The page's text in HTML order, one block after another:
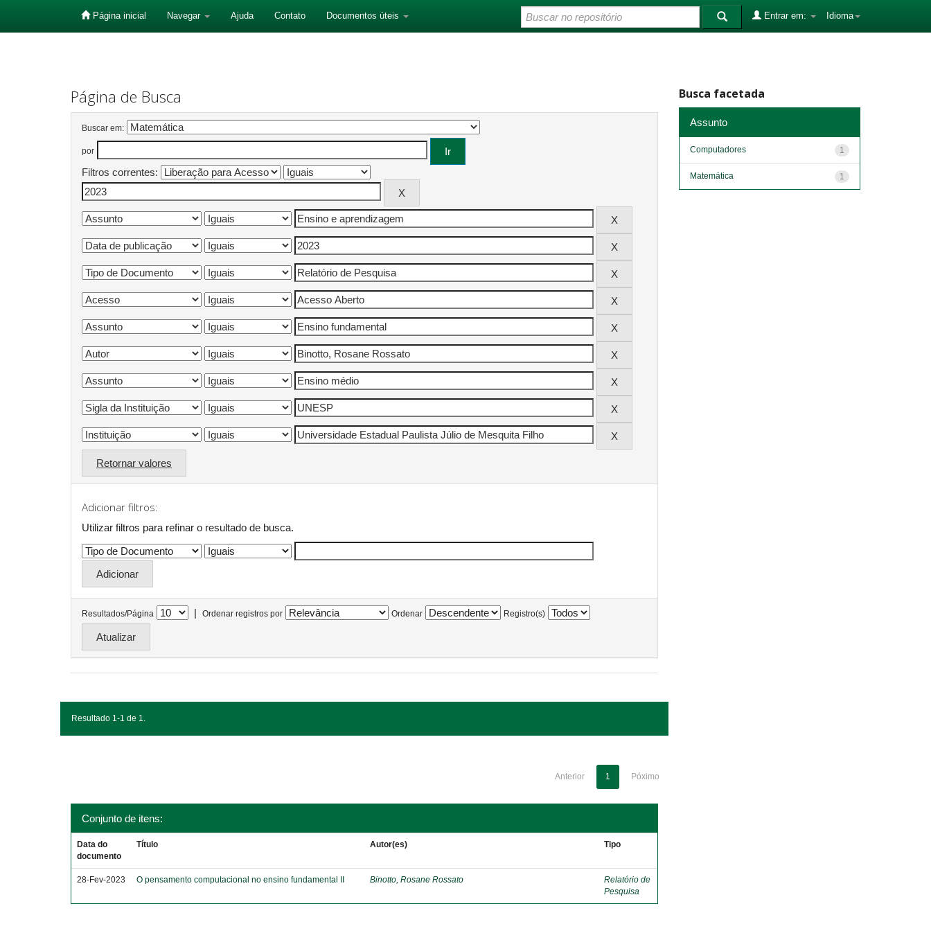
Página inicial Navegar Ajuda Contato Documentos úteis Idioma
Entrar em:
Página de Busca
Buscar em:
por
Filtros correntes:
Retornar valores
Adicionar filtros:
Utilizar filtros para refinar o resultado de busca.
Resultados/Página | Ordenar registros por Ordenar Registro(s)
Resultado 1-1 de 1.
Anterior 1 Póximo
Conjunto de itens:
Data do
documento
Título Autor(es) Tipo
28-Fev-2023 O pensamento computacional no ensino fundamental II Binotto, Rosane Rossato
Relatório de
Pesquisa
Busca facetada
Assunto
1
Computadores
1
Matemática